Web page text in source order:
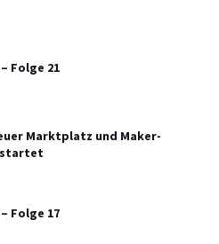
– Folge 21
Marktplatz und Maker-
– Folge 17